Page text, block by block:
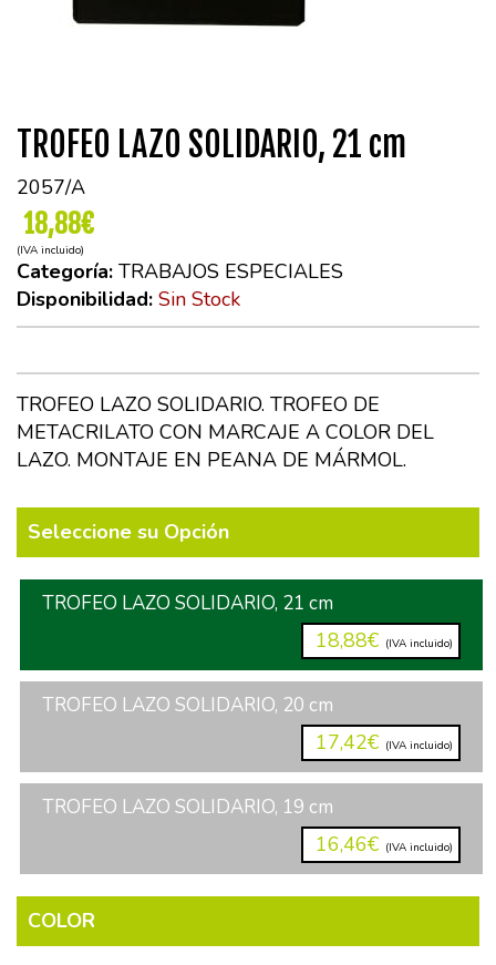
TROFEO LAZO SOLIDARIO, 21 cm
2057/A
18,88€
(IVA incluido)
Categoría: TRABAJOS ESPECIALES
Disponibilidad: Sin Stock
TROFEO LAZO SOLIDARIO. TROFEO DE
METACRILATO CON MARCAJE A COLOR DEL
LAZO. MONTAJE EN PEANA DE MÁRMOL.
Seleccione su Opción
TROFEO LAZO SOLIDARIO, 21 cm
18,88€ (IVA incluido)
TROFEO LAZO SOLIDARIO, 20 cm
17,42€ (IVA incluido)
TROFEO LAZO SOLIDARIO, 19 cm
16,46€ (IVA incluido)
COLOR